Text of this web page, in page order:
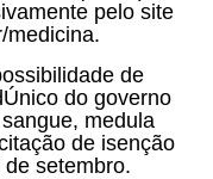
pelo site
medicina.
de
do governo
medula
de isenção
setembro.